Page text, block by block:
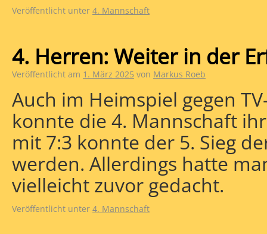
Veröffentlicht unter 4. Mannschaft
4. Herren: Weiter in der
Veröffentlicht am 1. März 2025 von Markus Roeb
Auch im Heimspiel gegen
konnte die 4. Mannschaft
mit 7:3 konnte der 5. Sieg
werden. Allerdings hatte
vielleicht zuvor gedacht.
Veröffentlicht unter 4. Mannschaft